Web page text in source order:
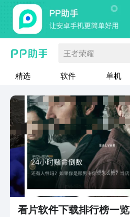
王者荣耀
精选 软件 单机
看片软件下载排行榜一览